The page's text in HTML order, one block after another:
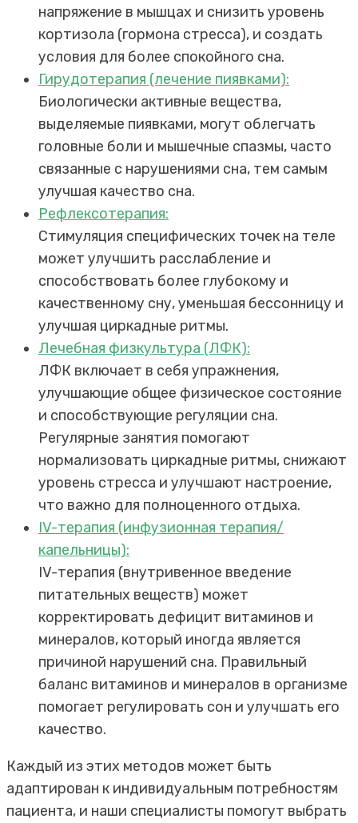
напряжение в мышцах и снизить уровень
кортизола (гормона стресса), и создать
условия для более спокойного сна.
Гирудотерапия (лечение пиявками):
Биологически активные вещества,
выделяемые пиявками, могут облегчать
головные боли и мышечные спазмы, часто
связанные с нарушениями сна, тем самым
улучшая качество сна.
Рефлексотерапия:
Стимуляция специфических точек на теле
может улучшить расслабление и
способствовать более глубокому и
качественному сну, уменьшая бессонницу и
улучшая циркадные ритмы.
Лечебная физкультура (ЛФК):
ЛФК включает в себя упражнения,
улучшающие общее физическое состояние
и способствующие регуляции сна.
Регулярные занятия помогают
нормализовать циркадные ритмы, снижают
уровень стресса и улучшают настроение,
что важно для полноценного отдыха.
IV-терапия (инфузионная терапия/
капельницы):
IV-терапия (внутривенное введение
питательных веществ) может
корректировать дефицит витаминов и
минералов, который иногда является
причиной нарушений сна. Правильный
баланс витаминов и минералов в организме
помогает регулировать сон и улучшать его
качество.
Каждый из этих методов может быть
адаптирован к индивидуальным потребностям
пациента, и наши специалисты помогут выбрать